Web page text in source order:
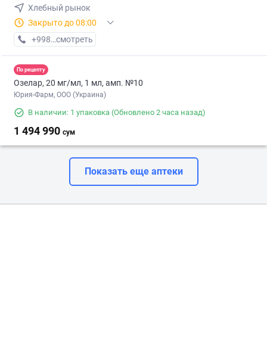
Хлебный рынок
Закрыто до 08:00
+998 (77) XXX-XX-XX
смотреть
По рецепту
Озелар, 20 мг/мл, 1 мл, амп. №10
Юрия-Фарм, ООО (Украина)
В наличии: 1 упаковка (Обновлено 2 часа назад)
1 494 990 сум
Показать еще аптеки